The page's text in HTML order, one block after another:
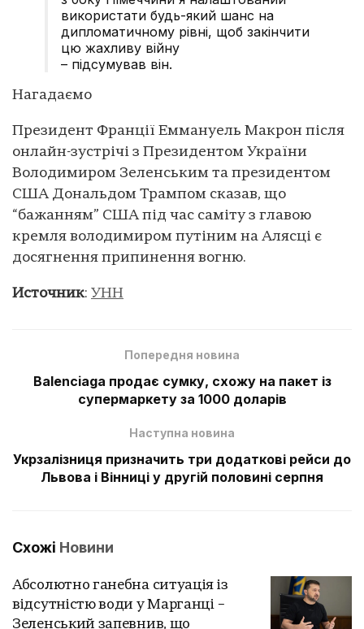
використати будь-який шанс на
дипломатичному рівні, щоб закінчити
цю жахливу війну
– підсумував він.
Нагадаємо
Президент Франції Еммануель Макрон після
онлайн-зустрічі з Президентом України
Володимиром Зеленським та президентом
США Дональдом Трампом сказав, що
“бажанням” США під час саміту з главою
кремля володимиром путіним на Алясці є
досягнення припинення вогню.
Источник: УНН
Попередня новина
Balenciaga продає сумку, схожу на пакет із
супермаркету за 1000 доларів
Наступна новина
Укрзалізниця призначить три додаткові рейси до
Львова і Вінниці у другій половині серпня
Схожі Новини
Абсолютно ганебна ситуація із
відсутністю води у Марганці –
Зеленський запевнив, що